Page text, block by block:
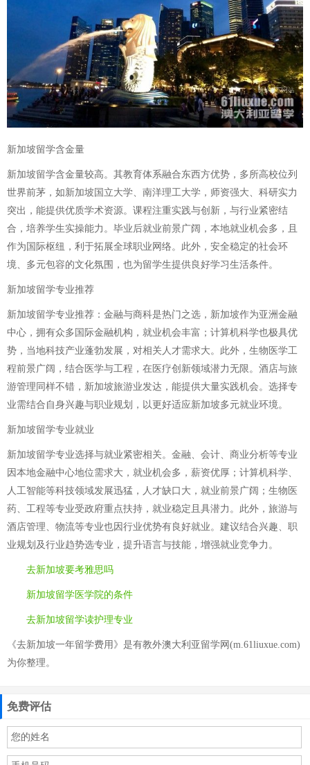
新加坡留学含金量
新加坡留学含金量较高。其教育体系融合东西方优势，多所高校位列
世界前茅，如新加坡国立大学、南洋理工大学，师资强大、科研实力
突出，能提供优质学术资源。课程注重实践与创新，与行业紧密结
合，培养学生实操能力。毕业后就业前景广阔，本地就业机会多，且
作为国际枢纽，利于拓展全球职业网络。此外，安全稳定的社会环
境、多元包容的文化氛围，也为留学生提供良好学习生活条件。
新加坡留学专业推荐
新加坡留学专业推荐：金融与商科是热门之选，新加坡作为亚洲金融
中心，拥有众多国际金融机构，就业机会丰富；计算机科学也极具优
势，当地科技产业蓬勃发展，对相关人才需求大。此外，生物医学工
程前景广阔，结合医学与工程，在医疗创新领域潜力无限。酒店与旅
游管理同样不错，新加坡旅游业发达，能提供大量实践机会。选择专
业需结合自身兴趣与职业规划，以更好适应新加坡多元就业环境。
新加坡留学专业就业
新加坡留学专业选择与就业紧密相关。金融、会计、商业分析等专业
因本地金融中心地位需求大，就业机会多，薪资优厚；计算机科学、
人工智能等科技领域发展迅猛，人才缺口大，就业前景广阔；生物医
药、工程等专业受政府重点扶持，就业稳定且具潜力。此外，旅游与
酒店管理、物流等专业也因行业优势有良好就业。建议结合兴趣、职
业规划及行业趋势选专业，提升语言与技能，增强就业竞争力。
去新加坡要考雅思吗
新加坡留学医学院的条件
去新加坡留学读护理专业
《去新加坡一年留学费用》是有教外澳大利亚留学网(m.61liuxue.com)
为你整理。
免费评估